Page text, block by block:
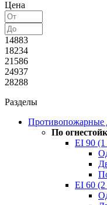
Цена
14883
18234
21586
24937
28288
Разделы
Противопожарные
По
EI 90
EI 60